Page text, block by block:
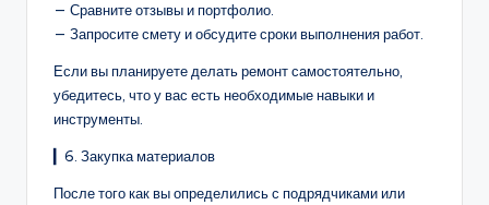
— Сравните отзывы и портфолио.
— Запросите смету и обсудите сроки выполнения работ.
Если вы планируете делать ремонт самостоятельно,
убедитесь, что у вас есть необходимые навыки и
инструменты.
▎6. Закупка материалов
После того как вы определились с подрядчиками или